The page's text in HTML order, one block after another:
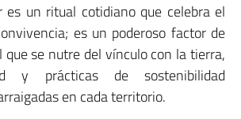
es un ritual cotidiano que celebra el
es un poderoso factor de
que se nutre del vínculo con la tierra,
y prácticas de sostenibilidad
en cada territorio.